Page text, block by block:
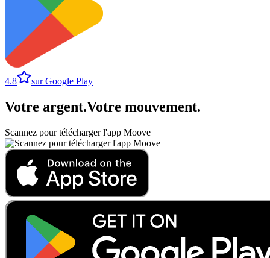
4.8 sur Google Play
Votre argent.Votre mouvement.
Scannez pour télécharger l'app Moove